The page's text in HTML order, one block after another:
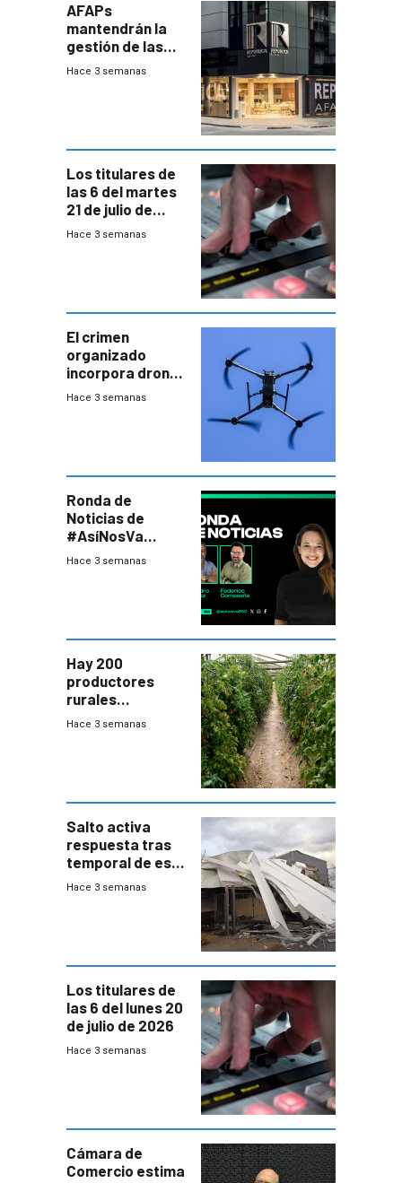
AFAPs
mantendrán la
gestión de las
cuentas
Hace 3 semanas
Los titulares de
las 6 del martes
21 de julio de
2026
Hace 3 semanas
El crimen
organizado
incorpora drones
y abre un nuevo
Hace 3 semanas
Ronda de
Noticias de
#AsíNosVa
(20/7/26)
Hace 3 semanas
Hay 200
productores
rurales
afectados tras
Hace 3 semanas
Salto activa
respuesta tras
temporal de este
sábado con
Hace 3 semanas
Los titulares de
las 6 del lunes 20
de julio de 2026
Hace 3 semanas
Cámara de
Comercio estima